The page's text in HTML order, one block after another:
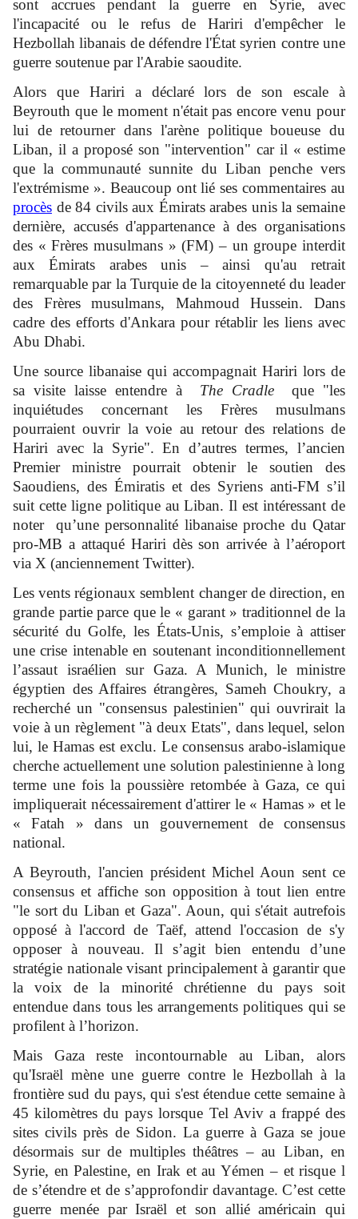
sont accrues pendant la guerre en Syrie, avec
l'incapacité ou le refus de Hariri d'empêcher le
Hezbollah libanais de défendre l'État syrien contre une
guerre soutenue par l'Arabie saoudite.
Alors que Hariri a déclaré lors de son escale à
Beyrouth que le moment n'était pas encore venu pour
lui de retourner dans l'arène politique boueuse du
Liban, il a proposé son "intervention" car il « estime
que la communauté sunnite du Liban penche vers
l'extrémisme ». Beaucoup ont lié ses commentaires au
procès de 84 civils aux Émirats arabes unis la semaine
dernière, accusés d'appartenance à des organisations
des « Frères musulmans » (FM) – un groupe interdit
aux Émirats arabes unis – ainsi qu'au retrait
remarquable par la Turquie de la citoyenneté du leader
des Frères musulmans, Mahmoud Hussein. Dans
cadre des efforts d'Ankara pour rétablir les liens avec
Abu Dhabi.
Une source libanaise qui accompagnait Hariri lors de
sa visite laisse entendre à The Cradle
que "les
inquiétudes concernant les Frères musulmans
pourraient ouvrir la voie au retour des relations de
Hariri avec la Syrie". En d’autres termes, l’ancien
Premier ministre pourrait obtenir le soutien des
Saoudiens, des Émiratis et des Syriens anti-FM s’il
suit cette ligne politique au Liban. Il est intéressant de
noter
qu’une personnalité libanaise proche du Qatar
pro-MB a attaqué Hariri dès son arrivée à l’aéroport
via X (anciennement Twitter).
Les vents régionaux semblent changer de direction, en
grande partie parce que le « garant » traditionnel de la
sécurité du Golfe, les États-Unis, s’emploie à attiser
une crise intenable en soutenant inconditionnellement
l’assaut israélien sur Gaza. A Munich, le ministre
égyptien des Affaires étrangères, Sameh Choukry, a
recherché un "consensus palestinien" qui ouvrirait la
voie à un règlement "à deux Etats", dans lequel, selon
lui, le Hamas est exclu. Le consensus arabo-islamique
cherche actuellement une solution palestinienne à long
terme une fois la poussière retombée à Gaza, ce qui
impliquerait nécessairement d'attirer le « Hamas » et le
« Fatah » dans un gouvernement de consensus
national.
A Beyrouth, l'ancien président Michel Aoun sent ce
consensus et affiche son opposition à tout lien entre
"le sort du Liban et Gaza". Aoun, qui s'était autrefois
opposé à l'accord de Taëf, attend l'occasion de s'y
opposer à nouveau. Il s’agit bien entendu d’une
stratégie nationale visant principalement à garantir que
la voix de la minorité chrétienne du pays soit
entendue dans tous les arrangements politiques qui se
profilent à l’horizon.
Mais Gaza reste incontournable au Liban, alors
qu'Israël mène une guerre contre le Hezbollah à la
frontière sud du pays, qui s'est étendue cette semaine à
45 kilomètres du pays lorsque Tel Aviv a frappé des
sites civils près de Sidon. La guerre à Gaza se joue
désormais sur de multiples théâtres – au Liban, en
Syrie, en Palestine, en Irak et au Yémen – et risque l
de s’étendre et de s’approfondir davantage. C’est cette
guerre menée par Israël et son allié américain qui